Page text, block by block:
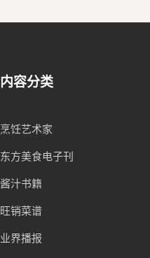
内容分类
烹饪艺术家
东方美食电子刊
酱汁书籍
旺销菜谱
业界播报